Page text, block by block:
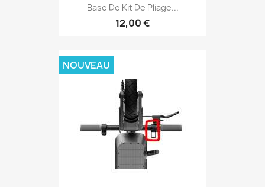
Base De Kit De Pliage...
12,00 €
NOUVEAU